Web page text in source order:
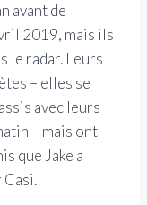
avant de
2019, mais ils
le radar. Leurs
– elles se
avec leurs
– mais ont
que Jake a